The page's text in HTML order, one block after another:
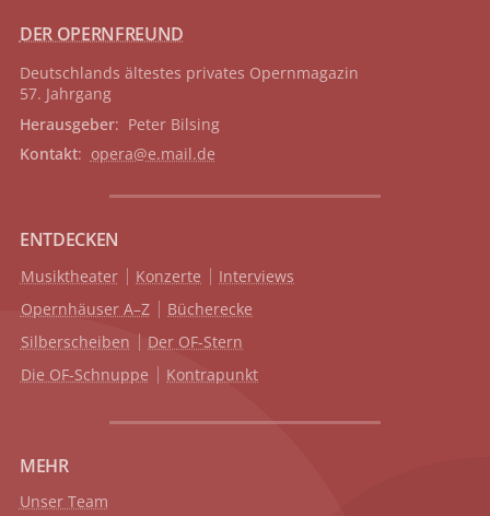
DER OPERNFREUND
Deutschlands ältestes privates Opernmagazin
57. Jahrgang
Herausgeber: Peter Bilsing
Kontakt: opera@e.mail.de
ENTDECKEN
Musiktheater Konzerte
Interviews
Opernhäuser A–Z
Bücherecke
Silberscheiben
Der OF-Stern
Die OF-Schnuppe
Kontrapunkt
MEHR
Unser Team